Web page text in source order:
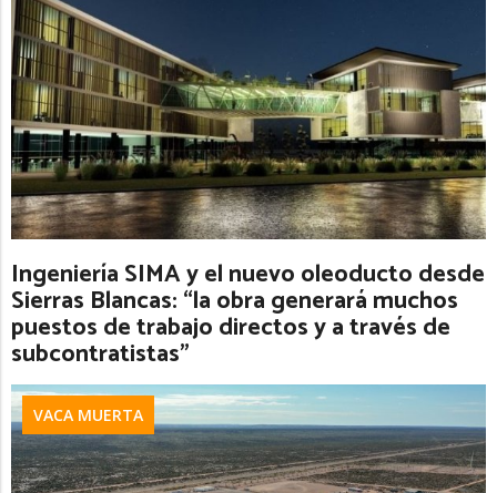
Ingeniería SIMA y el nuevo oleoducto desde
Sierras Blancas: “la obra generará muchos
puestos de trabajo directos y a través de
subcontratistas”
VACA MUERTA